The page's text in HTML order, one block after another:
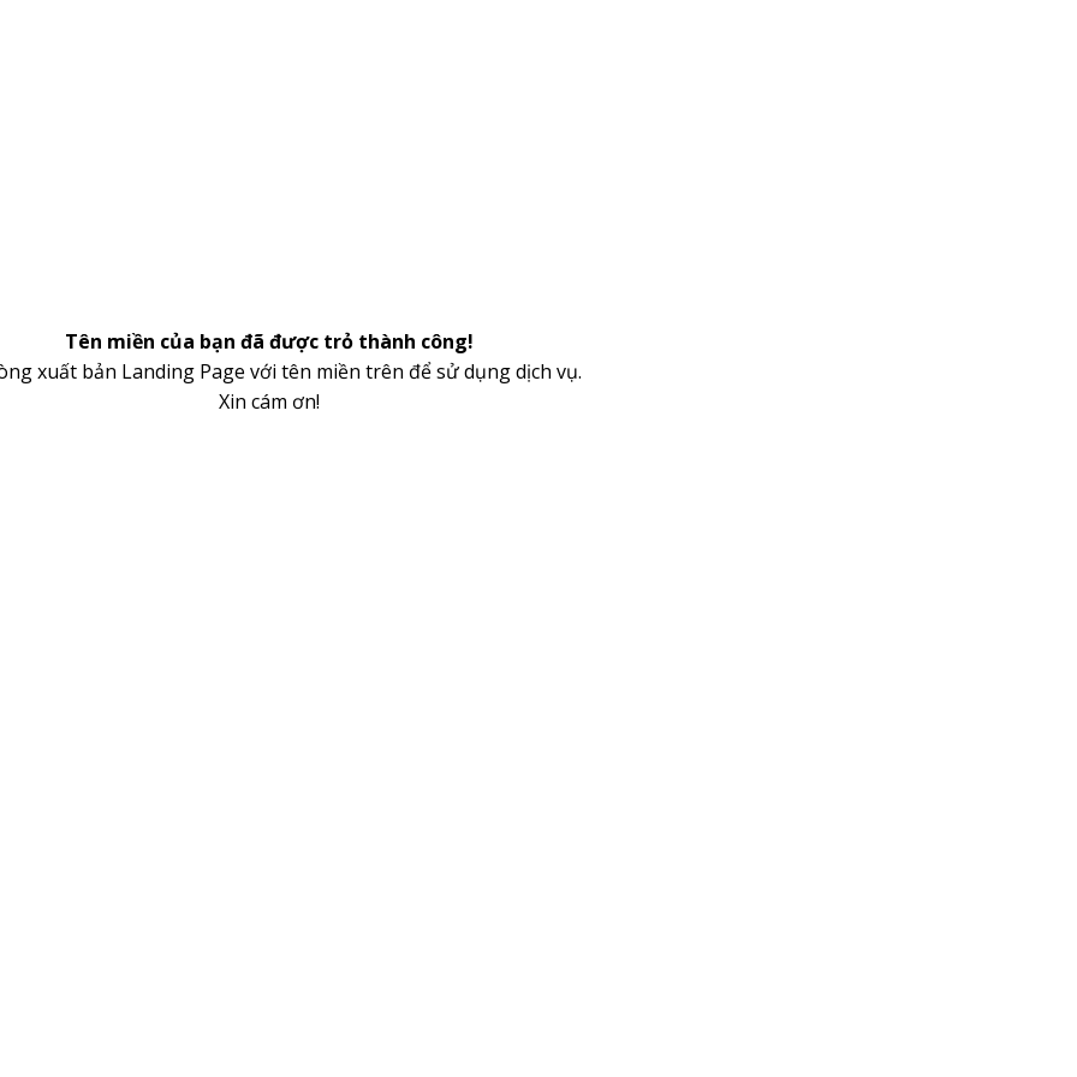
Tên miền của bạn đã được trỏ thành công!
xuất bản Landing Page với tên miền trên để sử dụng dịch vụ.
Xin cám ơn!